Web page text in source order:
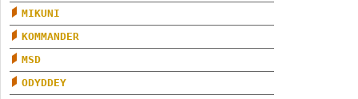
MIKUNI
KOMMANDER
MSD
ODYDDEY